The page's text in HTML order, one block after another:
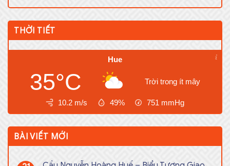
THỜI TIẾT
Hue
35°C Trời trong ít mây
10.2 m/s 49% 751 mmHg
BÀI VIẾT MỚI